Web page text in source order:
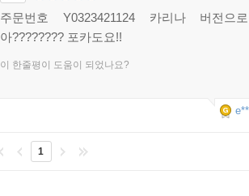
주문번호 Y0323421124 카리나 버전으
아???????? 포카도요!!
이 한줄평이 도움이 되었나요?
1